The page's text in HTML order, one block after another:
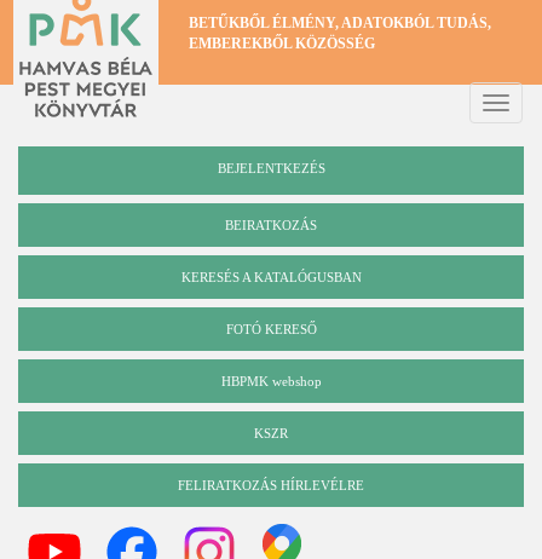
Ugrás
tartalomra
BETŰKBŐL ÉLMÉNY, ADATOKBÓL TUDÁS,
EMBEREKBŐL KÖZÖSSÉG
Toggle
BEJELENTKEZÉS
BEIRATKOZÁS
Katalógus
KERESÉS A KATALÓGUSBAN
FOTÓ KERESŐ
HBPMK webshop
KSZR
FELIRATKOZÁS HÍRLEVÉLRE